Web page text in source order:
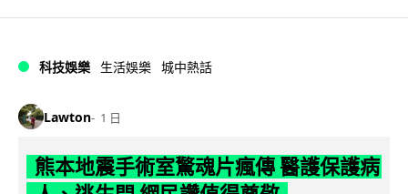
科技娛樂 生活娛樂 城中熱話
Lawton 1 日
熊本地震手術室驚魂片瘋傳 醫護保護病